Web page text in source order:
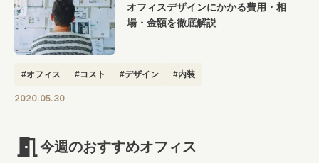
オフィスデザインにかかる費用・相
場・金額を徹底解説
#オフィス #コスト #デザイン #内装
2020.05.30
今週のおすすめオフィス